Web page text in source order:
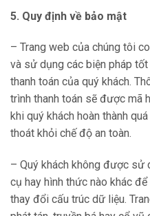
5. Quy định về bảo mật
– Trang web của chúng tôi
và sử dụng các biện pháp
thanh toán của quý khách.
trình thanh toán sẽ được mã
khi quý khách hoàn thành
thoát khỏi chế độ an toàn.
– Quý khách không được sử
cụ hay hình thức nào khác
thay đổi cấu trúc dữ liệu.